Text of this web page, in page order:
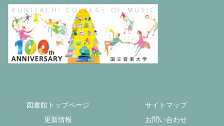
図書館トップページ
サイトマップ
更新情報
お問い合わせ